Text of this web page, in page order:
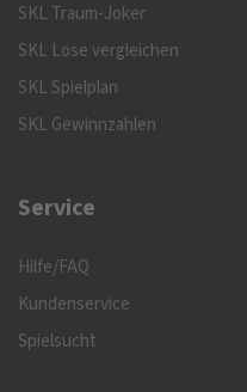
SKL Traum-Joker
SKL Lose vergleichen
SKL Spielplan
SKL Gewinnzahlen
Service
Hilfe/FAQ
Kundenservice
Spielsucht